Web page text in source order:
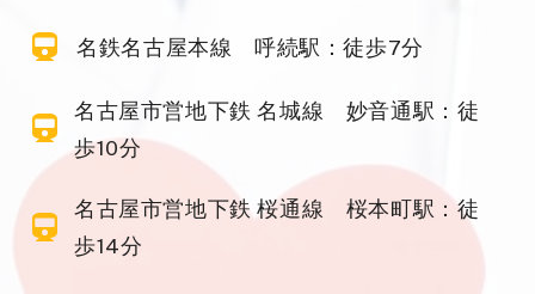
名鉄名古屋本線 呼続駅：徒歩7分
名古屋市営地下鉄 名城線 妙音通駅：徒
歩10分
名古屋市営地下鉄 桜通線 桜本町駅：徒
歩14分